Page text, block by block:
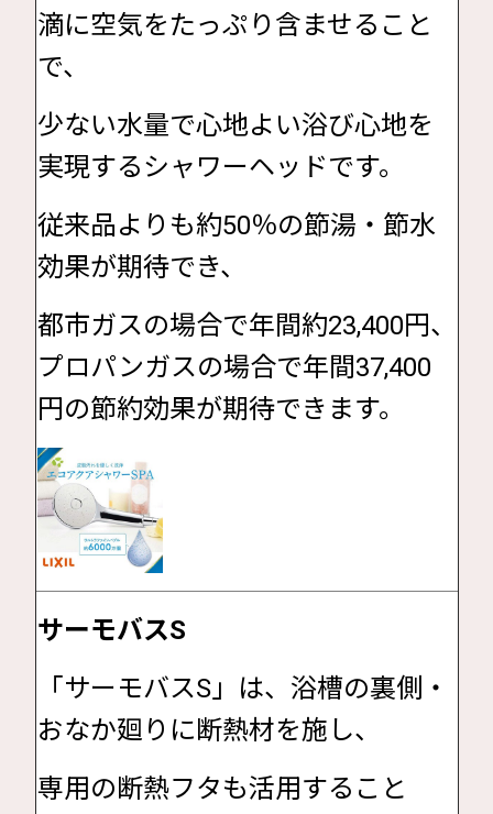
滴に空気をたっぷり含ませること
で、
少ない水量で心地よい浴び心地を
実現するシャワーヘッドです。
従来品よりも約50％の節湯・節水
効果が期待でき、
都市ガスの場合で年間約23,400円、
プロパンガスの場合で年間37,400
円の節約効果が期待できます。
サーモバスS
「サーモバスS」は、浴槽の裏側・
おなか廻りに断熱材を施し、
専用の断熱フタも活用すること